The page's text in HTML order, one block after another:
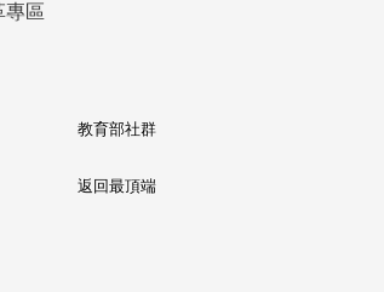
專區
教育部社群
返回最頂端